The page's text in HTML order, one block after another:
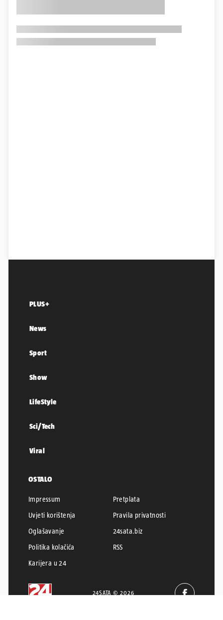
PLUS+
News
Sport
Show
LifeStyle
Sci/Tech
Viral
OSTALO
Impressum
Pretplata
Uvjeti korištenja
Pravila privatnosti
Oglašavanje
24sata.biz
Politika kolačića
RSS
Karijera u 24
24SATA © 2026